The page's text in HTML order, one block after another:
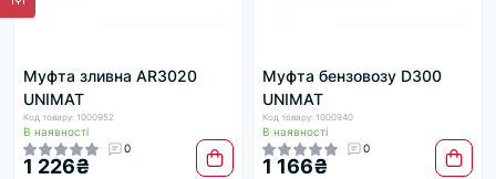
Муфта зливна AR3020
UNIMAT
Код товару: 1000952
В наявності
0
1 226₴
Муфта бензовозу D300
UNIMAT
Код товару: 1000940
В наявності
0
1 166₴